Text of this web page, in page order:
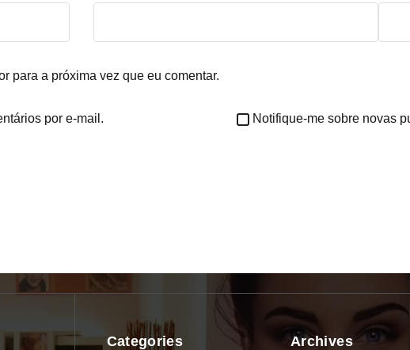
para a próxima vez que eu comentar.
por e-mail. Notifique-me sobre novas
Categories Archives